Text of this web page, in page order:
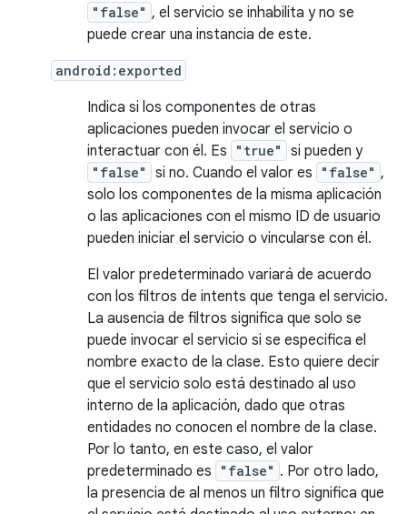
"false" , el servicio se inhabilita y no se
puede crear una instancia de este.
android:exported
Indica si los componentes de otras
aplicaciones pueden invocar el servicio o
interactuar con él. Es
"true" si pueden y
"false" si no. Cuando el valor es "false" ,
solo los componentes de la misma aplicación
o las aplicaciones con el mismo ID de usuario
pueden iniciar el servicio o vincularse con él.
El valor predeterminado variará de acuerdo
con los filtros de intents que tenga el servicio.
La ausencia de filtros significa que solo se
puede invocar el servicio si se especifica el
nombre exacto de la clase. Esto quiere decir
que el servicio solo está destinado al uso
interno de la aplicación, dado que otras
entidades no conocen el nombre de la clase.
Por lo tanto, en este caso, el valor
predeterminado es
"false" . Por otro lado,
la presencia de al menos un filtro significa que